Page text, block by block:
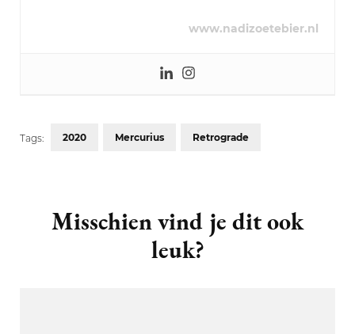
www.nadizoetebier.nl
Tags: 2020 Mercurius Retrograde
Navigation
Misschien vind je dit ook
leuk?